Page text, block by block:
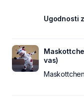
Ugodnosti
vas)